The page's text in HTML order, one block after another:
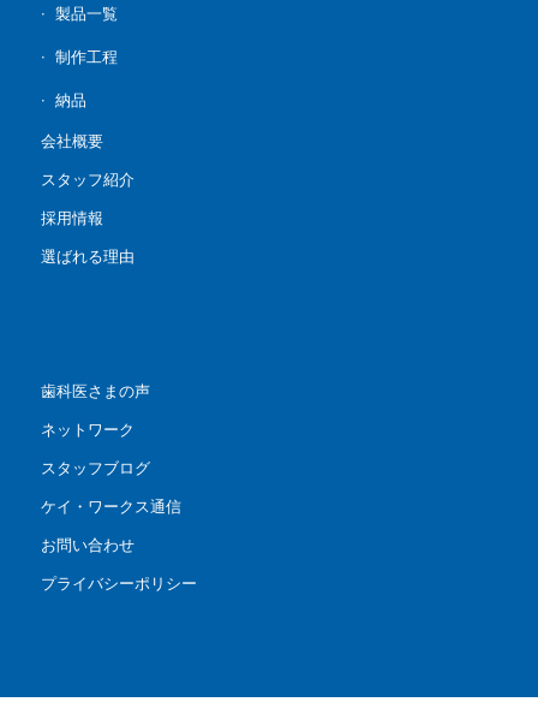
製品一覧
制作工程
納品
会社概要
スタッフ紹介
採用情報
選ばれる理由
歯科医さまの声
ネットワーク
スタッフブログ
ケイ・ワークス通信
お問い合わせ
プライバシーポリシー